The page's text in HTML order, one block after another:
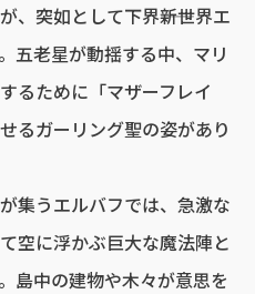
突如として下界――新世界エ
五老星が動揺する中、マリ
るために「マザーフレイ
るガーリング聖の姿があり
集うエルバフでは、急激な
空に浮かぶ巨大な魔法陣と
島中の建物や木々が意思を